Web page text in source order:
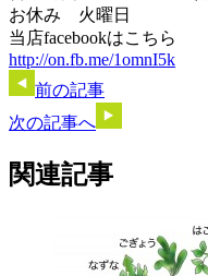
お休み 火曜日
当店facebookはこちら
http://on.fb.me/1omnI5k
前の記事
次の記事へ
関連記事